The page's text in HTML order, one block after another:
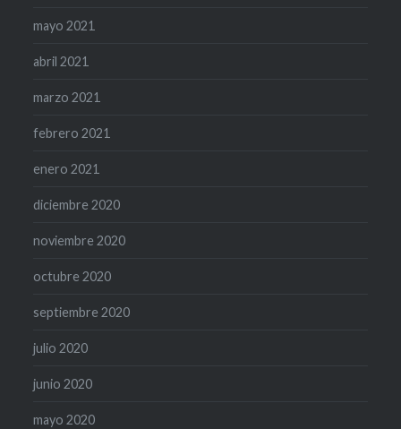
mayo 2021
abril 2021
marzo 2021
febrero 2021
enero 2021
diciembre 2020
noviembre 2020
octubre 2020
septiembre 2020
julio 2020
junio 2020
mayo 2020